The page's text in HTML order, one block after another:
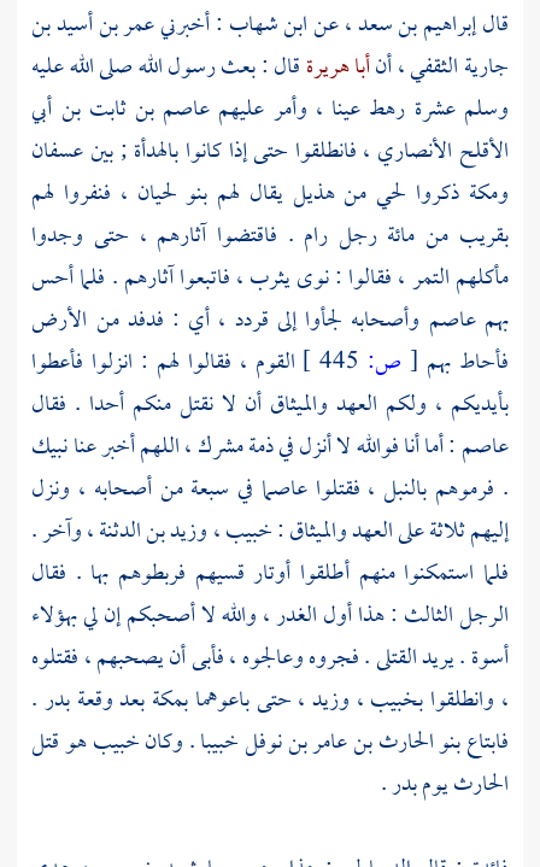
قالإبراهيم بن سعد، عنابن شهاب : أخبرنيعمر بن أسيد بن
جارية الثقفي ،أنأبا هريرةقال : بعث رسول الله صلى الله عليه
وسلم عشرة رهط عينا ، وأمر عليهم عاصم بن ثابت بن أبي
الأقلح الأنصاري ،فانطلقوا حتى إذا كانوا بالهدأة ; بينعسفان
ومكة ذكروا لحي منهذيليقال لهم بنو لحيان ، فنفروا لهم
بقريب من مائة رجل رام . فاقتضوا آثارهم ، حتى وجدوا
مأكلهم التمر ، فقالوا : نوى يثرب ، فاتبعوا آثارهم . فلما أحس
بهمعاصم وأصحابه لجأوا إلى قردد ، أي : فدفد من الأرض
فأحاط بهم [ ص:
القوم ، فقالوا لهم : انزلوا فأعطوا
بأيديكم ، ولكم العهد والميثاق أن لا نقتل منكم أحدا . فقال
عاصم : أما أنا فوالله لا أنزل في ذمة مشرك ، اللهم أخبر عنا نبيك
. فرموهم بالنبل ، فقتلواعاصما في سبعة من أصحابه ، ونزل
إليهم ثلاثة على العهد والميثاق :خبيب ،وزيد بن الدثنة ،وآخر .
فلما استمكنوا منهم أطلقوا أوتار قسيهم فربطوهم بها . فقال
الرجل الثالث : هذا أول الغدر ، والله لا أصحبكم إن لي بهؤلاء
أسوة . يريد القتلى . فجروه وعالجوه ، فأبى أن يصحبهم ، فقتلوه
، وانطلقوابخبيب ، وزيد ،حتى باعوهمابمكةبعد وقعةبدر.
فابتاعبنو الحارث بن عامر بن نوفلخبيبا. وكانخبيبهو قتل
الحارثيومبدر.